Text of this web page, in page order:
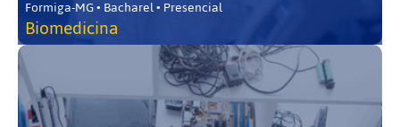
Formiga-MG • Bacharel • Presencial
Biomedicina